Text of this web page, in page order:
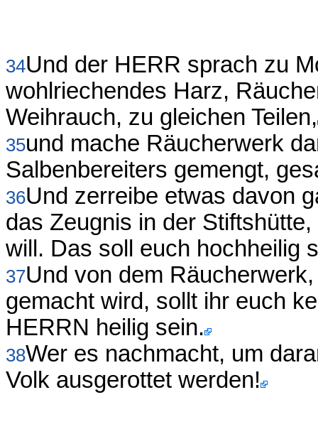
34Und der HERR sprach zu
wohlriechendes Harz,
Weihrauch, zu gleichen Teilen,
35und mache Räucherwerk
Salbenbereiters gemengt,
36Und zerreibe etwas davon
das Zeugnis in der
will. Das soll euch hochheilig
37Und von dem
gemacht wird, sollt ihr euch
HERRN heilig sein.
38Wer es nachmacht, um
Volk ausgerottet werden!